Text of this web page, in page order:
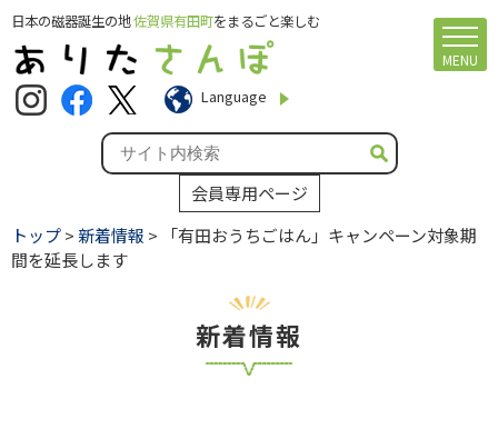
日本の磁器誕生の地佐賀県有田町をまるごと楽しむ
Language
会員専用ページ
トップ> 新着情報 > 「有田おうちごはん」キャンペーン対象期
間を延長します
新着情報
MENU